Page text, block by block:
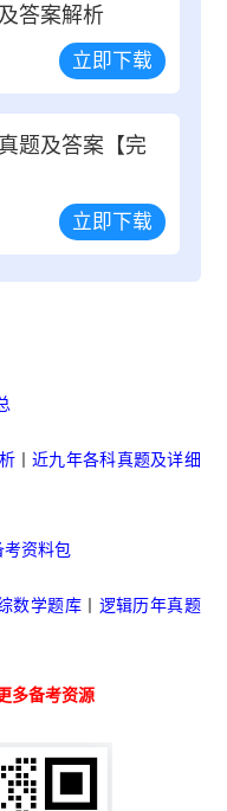
答案解析
立即下载
题及答案【完
立即下载
丨近九年各科真题及详细
考资料包
数学题库
逻辑历年真题
多备考资源